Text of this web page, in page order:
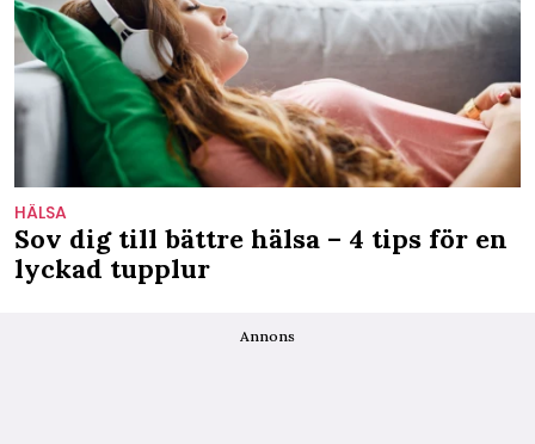
HÄLSA
Sov dig till bättre hälsa – 4 tips för en
lyckad tupplur
Annons